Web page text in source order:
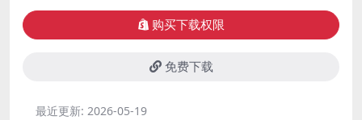
购买下载权限
免费下载
最近更新: 2026-05-19